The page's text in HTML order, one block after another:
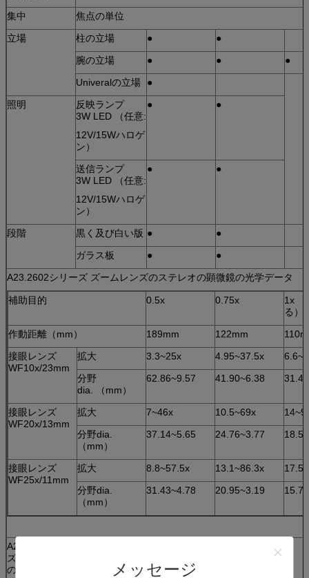
メッセージ
集中
焦点の単位
立場
柱の立場 ●
●
腕の立場
● ●
●
Univeralの立場
●
照明
反映ランプ
3W LED （任意:
12V/15Wハロゲ
ン）
● ●
送信ランプ
3W LED （任意:
12V/15Wハロゲ
ン）
● ●
段階 黒く及び白い版 ●
●
ガラス板
●
●
A23.2602シリーズ ズームレンズのステレオの顕微鏡の光学データ
補助目的 0.5x 0.75x
1x
る）
作動距離（mm）
189mm 122mm
接眼レンズ
WF10x/23mm
拡大 3.3~25x 4.95~37.5x
分野
dia. （mm）
62.86~9.57 41.90~6.38
接眼レンズ
WF20x/13mm
拡大 7~46x 10.5~69x
分野dia.
（mm）
37.14~5.65 24.76~3.77
接眼レンズ
WF25x/11mm
拡大 8.8~57.5x 13.1~86.3x
分野dia.
（mm）
31.43~4.78 20.95~3.19
A23.2602シリーズ ズームレン
ズのステレオの顕微鏡の組合せ
のリスト